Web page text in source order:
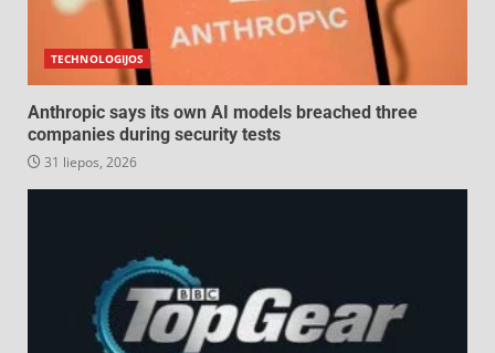
TECHNOLOGIJOS
Anthropic says its own AI models breached three
companies during security tests
31 liepos, 2026